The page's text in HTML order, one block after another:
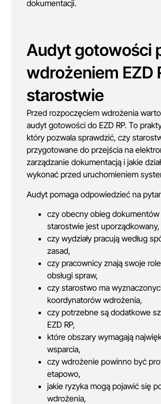
dokumentacji.
Audyt gotowości
wdrożeniem EZD
starostwie
Przed rozpoczęciem wdrożenia
audyt gotowości do EZD RP. To
który pozwala sprawdzić, czy
przygotowane do przejścia na
zarządzanie dokumentacją i jakie
wykonać przed uruchomieniem
Audyt pomaga odpowiedzieć na
czy obecny obieg
starostwie jest uporządkowany,
czy wydziały pracują według
zasad,
czy pracownicy znają swoje
obsługi spraw,
czy starostwo ma
koordynatorów wdrożenia,
czy potrzebne są dodatkowe
EZD RP,
które obszary wymagają
wsparcia,
czy wdrożenie powinno być
etapowo,
jakie ryzyka mogą pojawić się
wdrożenia,